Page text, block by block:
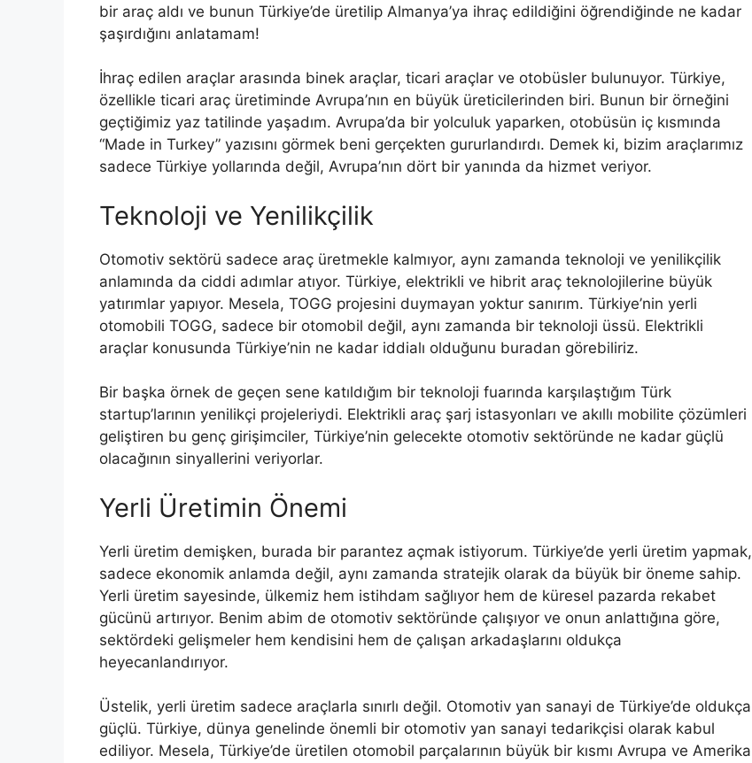
bir araç aldı ve bunun Türkiye’de üretilip Almanya’ya ihraç edildiğini öğrendiğinde ne kadar
şaşırdığını anlatamam!
İhraç edilen araçlar arasında binek araçlar, ticari araçlar ve otobüsler bulunuyor. Türkiye,
özellikle ticari araç üretiminde Avrupa’nın en büyük üreticilerinden biri. Bunun bir örneğini
geçtiğimiz yaz tatilinde yaşadım. Avrupa’da bir yolculuk yaparken, otobüsün iç kısmında
“Made in Turkey” yazısını görmek beni gerçekten gururlandırdı. Demek ki, bizim araçlarımız
sadece Türkiye yollarında değil, Avrupa’nın dört bir yanında da hizmet veriyor.
Teknoloji ve Yenilikçilik
Otomotiv sektörü sadece araç üretmekle kalmıyor, aynı zamanda teknoloji ve yenilikçilik
anlamında da ciddi adımlar atıyor. Türkiye, elektrikli ve hibrit araç teknolojilerine büyük
yatırımlar yapıyor. Mesela, TOGG projesini duymayan yoktur sanırım. Türkiye’nin yerli
otomobili TOGG, sadece bir otomobil değil, aynı zamanda bir teknoloji üssü. Elektrikli
araçlar konusunda Türkiye’nin ne kadar iddialı olduğunu buradan görebiliriz.
Bir başka örnek de geçen sene katıldığım bir teknoloji fuarında karşılaştığım Türk
startup’larının yenilikçi projeleriydi. Elektrikli araç şarj istasyonları ve akıllı mobilite çözümleri
geliştiren bu genç girişimciler, Türkiye’nin gelecekte otomotiv sektöründe ne kadar güçlü
olacağının sinyallerini veriyorlar.
Yerli Üretimin Önemi
Yerli üretim demişken, burada bir parantez açmak istiyorum. Türkiye’de yerli üretim yapmak,
sadece ekonomik anlamda değil, aynı zamanda stratejik olarak da büyük bir öneme sahip.
Yerli üretim sayesinde, ülkemiz hem istihdam sağlıyor hem de küresel pazarda rekabet
gücünü artırıyor. Benim abim de otomotiv sektöründe çalışıyor ve onun anlattığına göre,
sektördeki gelişmeler hem kendisini hem de çalışan arkadaşlarını oldukça
heyecanlandırıyor.
Üstelik, yerli üretim sadece araçlarla sınırlı değil. Otomotiv yan sanayi de Türkiye’de oldukça
güçlü. Türkiye, dünya genelinde önemli bir otomotiv yan sanayi tedarikçisi olarak kabul
ediliyor. Mesela, Türkiye’de üretilen otomobil parçalarının büyük bir kısmı Avrupa ve Amerika